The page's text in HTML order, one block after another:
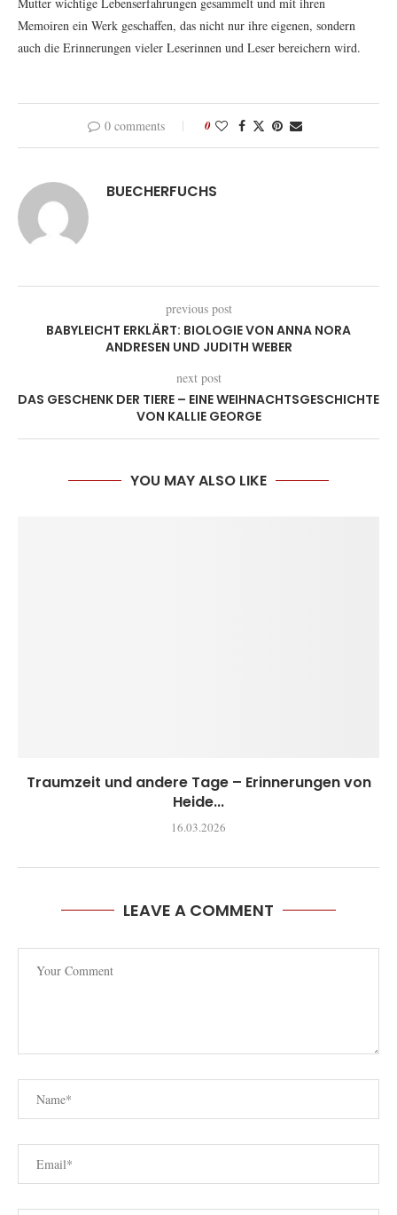
Memoiren ein Werk geschaffen, das nicht nur ihre eigenen, sondern
auch die Erinnerungen vieler Leserinnen und Leser bereichern wird.
0 comments 0
BUECHERFUCHS
previous post
BABYLEICHT ERKLÄRT: BIOLOGIE VON ANNA NORA
ANDRESEN UND JUDITH WEBER
next post
DAS GESCHENK DER TIERE – EINE WEIHNACHTSGESCHICHTE
VON KALLIE GEORGE
YOU MAY ALSO LIKE
Traumzeit und andere Tage – Erinnerungen von
Heide...
16.03.2026
LEAVE A COMMENT